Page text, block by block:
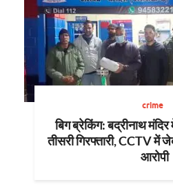
crime
बिग ब्रेकिंग: बद्रीनाथ
तीसरी गिरफ्तारी, CCTV में
आरोपी